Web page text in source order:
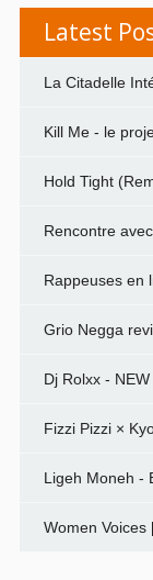
Latest
La Citadelle
Kill Me - le
Hold Tight
Rencontre
Rappeuses en
Grio Negga
Dj Rolxx -
Fizzi Pizzi ×
Ligeh Moneh -
Women Voices